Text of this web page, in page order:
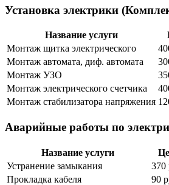
Установка электрики
Название услуги
Монтаж щитка электрического
Монтаж автомата, диф. автомата
Монтаж УЗО
Монтаж электрического счетчика
Монтаж стабилизатора напряжения
Аварийные работы по
Название услуги
Устранение замыкания
370
Прокладка кабеля
90